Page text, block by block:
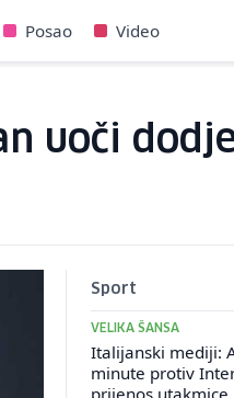
Posao Video
uoči
Sport
VELIKA ŠANSA
Italijanski mediji:
minute protiv
prijenos utakmice